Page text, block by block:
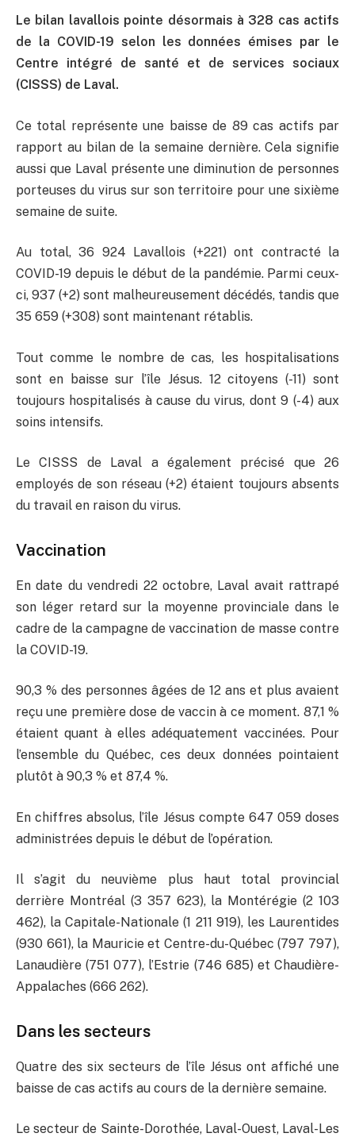
Le bilan lavallois pointe désormais à 328 cas actifs
de la COVID-19 selon les données émises par le
Centre intégré de santé et de services sociaux
(CISSS) de Laval.
Ce total représente une baisse de 89 cas actifs par
rapport au bilan de la semaine dernière. Cela signifie
aussi que Laval présente une diminution de personnes
porteuses du virus sur son territoire pour une sixième
semaine de suite.
Au total, 36 924 Lavallois (+221) ont contracté la
COVID-19 depuis le début de la pandémie. Parmi ceux-
ci, 937 (+2) sont malheureusement décédés, tandis que
35 659 (+308) sont maintenant rétablis.
Tout comme le nombre de cas, les hospitalisations
sont en baisse sur l’île Jésus. 12 citoyens (-11) sont
toujours hospitalisés à cause du virus, dont 9 (-4) aux
soins intensifs.
Le CISSS de Laval a également précisé que 26
employés de son réseau (+2) étaient toujours absents
du travail en raison du virus.
Vaccination
En date du vendredi 22 octobre, Laval avait rattrapé
son léger retard sur la moyenne provinciale dans le
cadre de la campagne de vaccination de masse contre
la COVID-19.
90,3 % des personnes âgées de 12 ans et plus avaient
reçu une première dose de vaccin à ce moment. 87,1 %
étaient quant à elles adéquatement vaccinées. Pour
l’ensemble du Québec, ces deux données pointaient
plutôt à 90,3 % et 87,4 %.
En chiffres absolus, l’île Jésus compte 647 059 doses
administrées depuis le début de l’opération.
Il s’agit du neuvième plus haut total provincial
derrière Montréal (3 357 623), la Montérégie (2 103
462), la Capitale-Nationale (1 211 919), les Laurentides
(930 661), la Mauricie et Centre-du-Québec (797 797),
Lanaudière (751 077), l’Estrie (746 685) et Chaudière-
Appalaches (666 262).
Dans les secteurs
Quatre des six secteurs de l’île Jésus ont affiché une
baisse de cas actifs au cours de la dernière semaine.
Le secteur de Sainte-Dorothée, Laval-Ouest, Laval-Les